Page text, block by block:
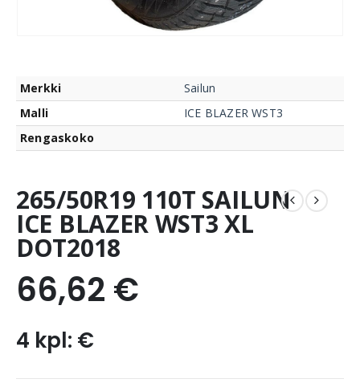
Merkki
Sailun
Malli
ICE BLAZER WST3
Rengaskoko
265/50R19 110T SAILUN
ICE BLAZER WST3 XL
DOT2018
66,62 €
4 kpl: €